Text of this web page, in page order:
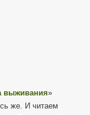
выживания»
же. И читаем